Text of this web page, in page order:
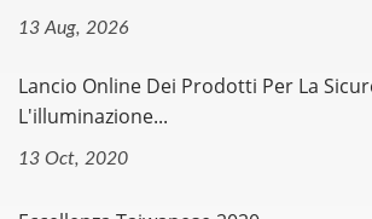
13 Aug, 2026
Lancio Online Dei Prodotti Per La
L'illuminazione...
13 Oct, 2020